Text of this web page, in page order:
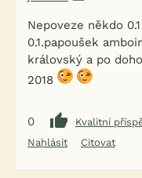
Nepoveze někdo
0.1.papoušek
královský a po
2018
0
Kvalitní
Nahlásit
Citovat